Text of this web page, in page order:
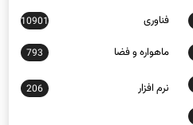
فناوری 10901
ماهواره و فضا 793
نرم افزار 206